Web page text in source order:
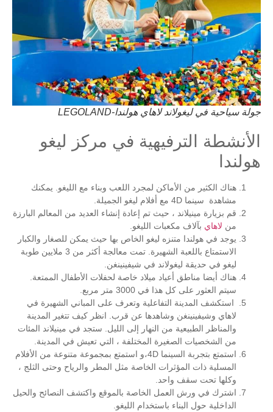
جولة سياحية في ليغولاند لاهاي هولندا-LEGOLAND
الأنشطة الترفيهية في مركز ليغو
هولندا
هناك الكثير من الأماكن لمجرد اللعب وبناء مع الليغو. يمكنك
مشاهدة سينما 4D مع أفلام ليغو الجميلة.
قم بزيارة مينيلاند ، حيث تم إعادة إنشاء العديد من المعالم البارزة
من لاهاي بآلاف مكعبات الليغو.
يوجد في هولندا متنزه ليغو الخاص بها حيث يمكن للصغار والكبار
الاستمتاع باللعبة الشهيرة. تمت معالجة أكثر من 3 ملايين طوبة
ليغو في حديقة ليغولاند في شيفينينغن.
هناك أيضا مناطق أعياد ميلاد خاصة لحفلات الأطفال الممتعة.
سيتم العثور على كل هذا في 3000 متر مربع.
استكشف المدينة التفاعلية وتعرف على المباني الشهيرة في
لاهاي وشيفينينغن وشاهدها عن قرب. انظر كيف تتغير المدينة
والمناظر الطبيعية من النهار إلى الليل. ستجد في مينيلاند المئات
من الشخصيات الصغيرة المختلفة ، التي تعيش في المدينة.
استمتع بتجربة السينما 4D،و استمتع بمجموعة متنوعة من الأفلام
المسلية ذات المؤثرات الخاصة مثل المطر والرياح وحتى الثلج ،
وكلها تحت سقف واحد.
اشترك في ورش العمل الخاصة بالموقع واكتشف النصائح والحيل
الداخلية حول البناء باستخدام الليغو.